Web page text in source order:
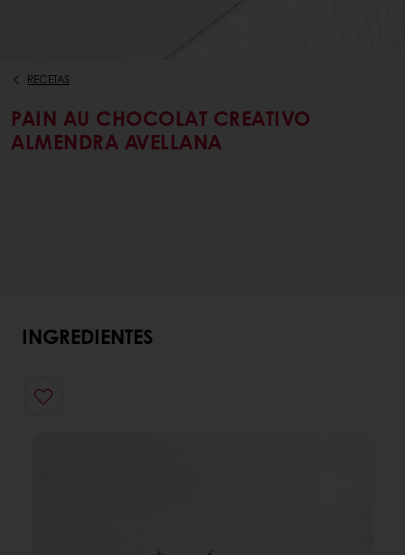
RECETAS
PAIN AU CHOCOLAT CREATIVO
ALMENDRA AVELLANA
INGREDIENTES